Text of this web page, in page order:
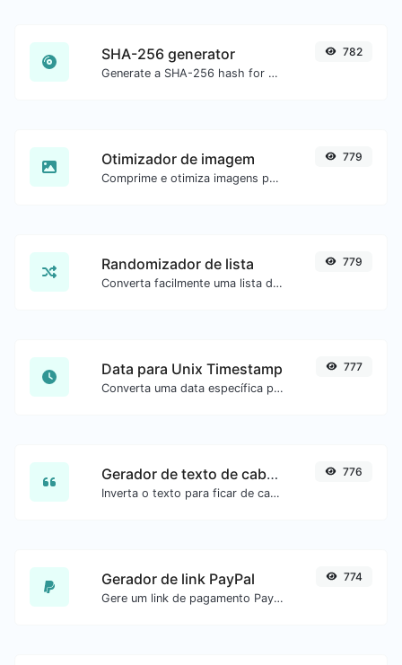
SHA-256 generator
Generate a SHA-256 hash for any string input.
782
Otimizador de imagem
Comprime e otimiza imagens para um tamanho menor mantendo alta qualidade.
779
Randomizador de lista
Converta facilmente uma lista de texto em uma lista aleatória.
779
Data para Unix Timestamp
Converta uma data específica para o formato unix timestamp.
777
Gerador de texto de cabeça para baixo
Inverta o texto para ficar de cabeça para baixo com facilidade.
776
Gerador de link PayPal
Gere um link de pagamento PayPal com facilidade.
774